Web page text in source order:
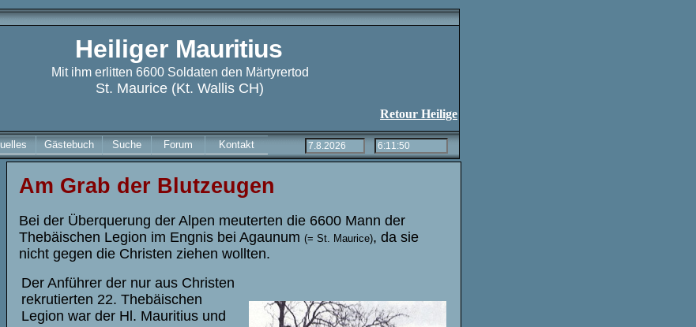
Heiliger Mauritius
Mit ihm erlitten 6600 Soldaten den Märtyrertod
St. Maurice (Kt. Wallis CH)
Retour Heilige
Gästebuch Suche Forum Kontakt
Am Grab der Blutzeugen
Bei der Überquerung der Alpen meuterten die 6600 Mann der
Thebäischen Legion im Engnis bei Agaunum (= St. Maurice), da sie
nicht gegen die Christen ziehen wollten.
Der Anführer der nur aus Christen
rekrutierten 22. Thebäischen
Legion war der Hl. Mauritius und